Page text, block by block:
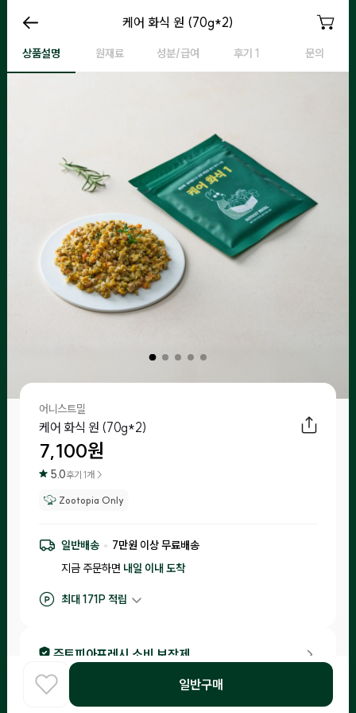
케어 화식 원 (70g*2)
케어 화식 원 (70g*2)
상품설명 원재료 성분/급여 후기 1 문의
케어 화식 원 (70g*2)
어니스트밀
케어 화식 원 (70g*2)
7,100원
5.0후기 1개 >
Zootopia Only
일반배송 7만원 이상 무료배송
지금 주문하면 내일 이내 도착
최대171P 적립
주토피아프레시 소비 보장제
•생산 후 15일 이내의 신선한 제품만 엄선하여 입고되며, 콜드체인
으로 엄격하게 관리하고 있어요.
홈
일반구매